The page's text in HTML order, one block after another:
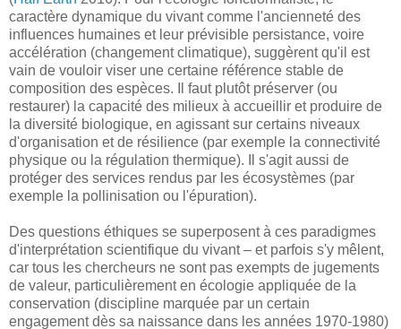
caractère dynamique du vivant comme l'ancienneté des
influences humaines et leur prévisible persistance, voire
accélération (changement climatique), suggèrent qu'il est
vain de vouloir viser une certaine référence stable de
composition des espèces. Il faut plutôt préserver (ou
restaurer) la capacité des milieux à accueillir et produire de
la diversité biologique, en agissant sur certains niveaux
d'organisation et de résilience (par exemple la connectivité
physique ou la régulation thermique). Il s'agit aussi de
protéger des services rendus par les écosystèmes (par
exemple la pollinisation ou l'épuration).
Des questions éthiques se superposent à ces paradigmes
d'interprétation scientifique du vivant – et parfois s'y mêlent,
car tous les chercheurs ne sont pas exempts de jugements
de valeur, particulièrement en écologie appliquée de la
conservation (discipline marquée par un certain
engagement dès sa naissance dans les années 1970-1980)